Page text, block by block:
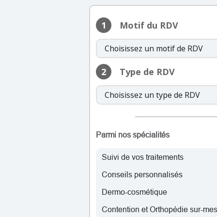
lundi:
mardi:
vendredi:
1 Motif du RDV
2 Type de RDV
Parmi nos spécialités
Suivi de vos traitements
Conseils personnalisés
Dermo-cosmétique
Contention et Orthopédie sur-